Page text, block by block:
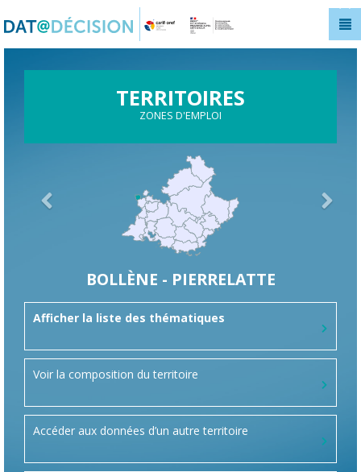
TERRITOIRES
ZONES D'EMPLOI
BOLLÈNE - PIERRELATTE
Afficher la liste des thématiques
Voir la composition du territoire
Accéder aux données d’un autre territoire
Panneau de gestion des cookies